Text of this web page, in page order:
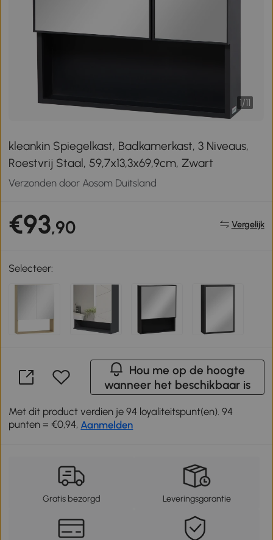
1/11
kleankin Spiegelkast, Badkamerkast, 3 Niveaus,
Roestvrij Staal, 59,7x13,3x69,9cm, Zwart
Verzonden door Aosom Duitsland
€93,90 Vergelijk
Selecteer:
Hou me op de hoogte
wanneer het beschikbaar is
Met dit product verdien je 94 loyaliteitspunt(en). 94
punten = €0,94, Aanmelden
Gratis bezorgd Leveringsgarantie